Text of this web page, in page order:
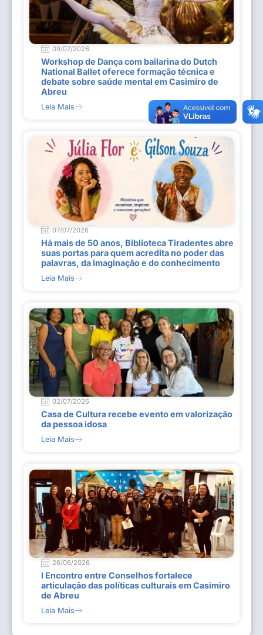
09/07/2026
Workshop de Dança com bailarina do Dutch
National Ballet oferece formação técnica e
debate sobre saúde mental em Casimiro de
Abreu
Leia Mais
07/07/2026
Há mais de 50 anos, Biblioteca Tiradentes abre
suas portas para quem acredita no poder das
palavras, da imaginação e do conhecimento
Leia Mais
02/07/2026
Casa de Cultura recebe evento em valorização
da pessoa idosa
Leia Mais
26/06/2026
I Encontro entre Conselhos fortalece
articulação das políticas culturais em Casimiro
de Abreu
Leia Mais